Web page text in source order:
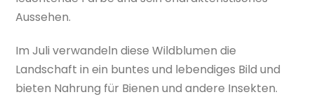
Aussehen.
Im Juli verwandeln diese Wildblumen die
Landschaft in ein buntes und lebendiges Bild und
bieten Nahrung für Bienen und andere Insekten.